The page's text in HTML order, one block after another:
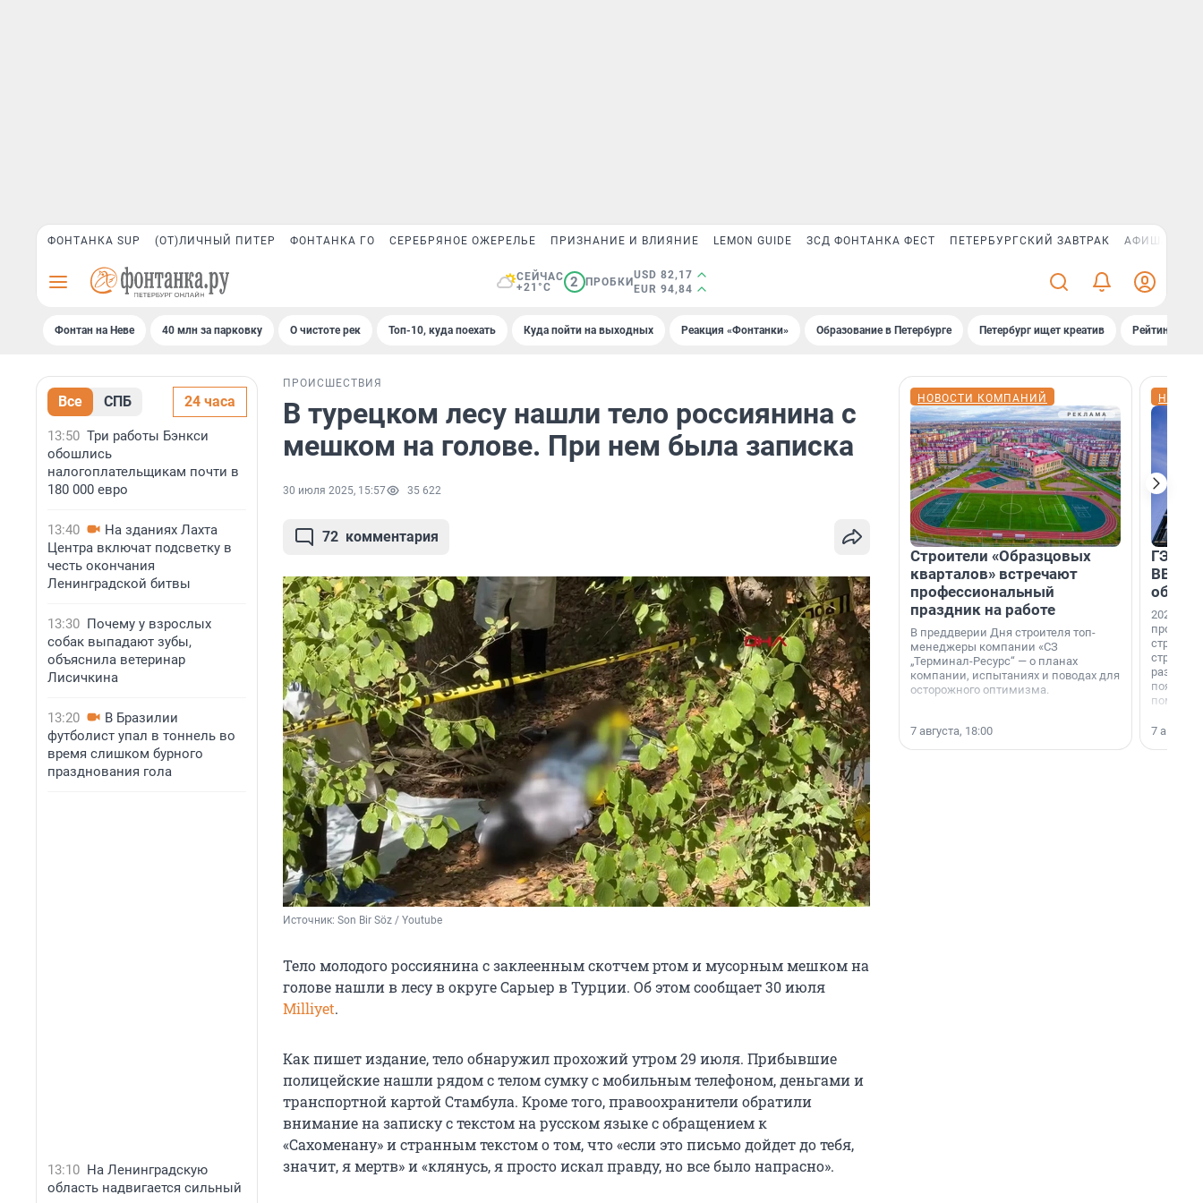
ФОНТАНКА SUP (ОТ)ЛИЧНЫЙ ПИТЕР ФОНТАНКА ГО СЕРЕБРЯНОЕ ОЖЕРЕЛЬЕ ПРИЗНАНИЕ И ВЛИЯНИЕ LEMON GUIDE ЗСД ФОНТАНКА ФЕСТ ПЕТЕРБУРГСКИЙ ЗАВТРАК АФИША PLUS
СЕЙЧАС
+21°C
2 ПРОБКИ
USD 82,17
EUR 94,84
Фонтан на Неве 40 млн за парковку О чистоте рек Топ-10, куда поехать Куда пойти на выходных Реакция «Фонтанки» Образование в Петербурге Петербург ищет креатив Рейтинги
Все СПБ 24 часа
13:50 Три работы Бэнкси
обошлись
налогоплательщикам почти в
180 000 евро
13:40
На зданиях Лахта
Центра включат подсветку в
честь окончания
Ленинградской битвы
13:30 Почему у взрослых
собак выпадают зубы,
объяснила ветеринар
Лисичкина
13:20
В Бразилии
футболист упал в тоннель во
время слишком бурного
празднования гола
13:10 На Ленинградскую
область надвигается сильный
ПРОИСШЕСТВИЯ
В турецком лесу нашли тело россиянина с
мешком на голове. При нем была записка
30 июля 2025, 15:57 35 622
72 комментария
Источник: Son Bir Söz / Youtube
Тело молодого россиянина с заклеенным скотчем ртом и мусорным мешком на
голове нашли в лесу в округе Сарыер в Турции. Об этом сообщает 30 июля
Milliyet.
Как пишет издание, тело обнаружил прохожий утром 29 июля. Прибывшие
полицейские нашли рядом с телом сумку с мобильным телефоном, деньгами и
транспортной картой Стамбула. Кроме того, правоохранители обратили
внимание на записку с текстом на русском языке с обращением к
«Сахоменану» и странным текстом о том, что «если это письмо дойдет до тебя,
значит, я мертв» и «клянусь, я просто искал правду, но все было напрасно».
НОВОСТИ КОМПАНИЙ
Строители «Образцовых
кварталов» встречают
профессиональный
праздник на работе
В преддверии Дня строителя топ-
менеджеры компании «СЗ
„Терминал-Ресурс“ — о планах
компании, испытаниях и поводах для
осторожного оптимизма.
7 августа, 18:00
ГЭС,
ВВП: в
об
2026-й —
раз. В
7